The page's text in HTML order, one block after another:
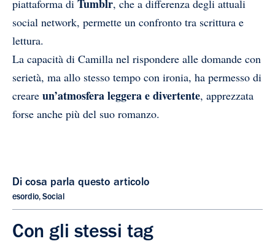
piattaforma di Tumblr, che a differenza degli attuali
social network, permette un confronto tra scrittura e
lettura.
La capacità di Camilla nel rispondere alle domande con
serietà, ma allo stesso tempo con ironia, ha permesso di
creare un’atmosfera leggera e divertente, apprezzata
forse anche più del suo romanzo.
Di cosa parla questo articolo
esordio, Social
Con gli stessi tag